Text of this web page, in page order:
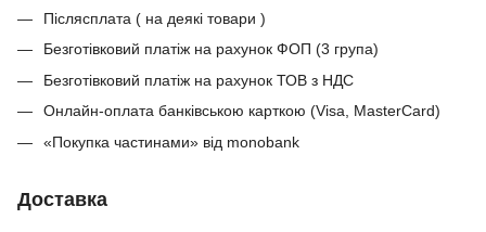
Післясплата ( на деякі товари )
Безготівковий платіж на рахунок ФОП (3 група)
Безготівковий платіж на рахунок ТОВ з НДС
Онлайн-оплата банківською карткою (Visa, MasterCard)
«Покупка частинами» від monobank
Доставка